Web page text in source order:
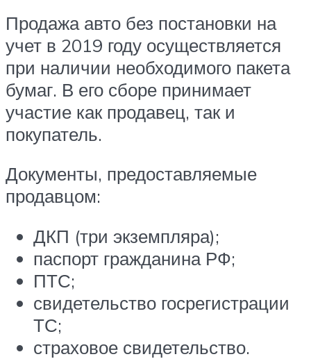
Продажа авто без постановки на
учет в 2019 году осуществляется
при наличии необходимого пакета
бумаг. В его сборе принимает
участие как продавец, так и
покупатель.
Документы, предоставляемые
продавцом:
ДКП (три экземпляра);
паспорт гражданина РФ;
ПТС;
свидетельство госрегистрации
ТС;
страховое свидетельство.